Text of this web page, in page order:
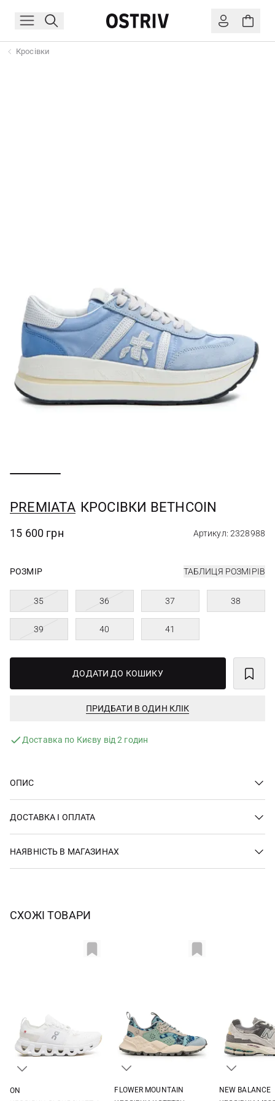
Кросівки
PREMIATA КРОСІВКИ BETHCOIN
15 600 грн Артикул: 2328988
РОЗМІР ТАБЛИЦЯ РОЗМІРІВ
35 36 37 38
39 40 41
ДОДАТИ ДО КОШИКУ
ПРИДБАТИ В ОДИН КЛІК
Доставка по Києву від 2 годин
ОПИС
ДОСТАВКА І ОПЛАТА
НАЯВНІСТЬ В МАГАЗИНАХ
СХОЖІ ТОВАРИ
ON
FLOWER MOUNTAIN
NEW BALANCE